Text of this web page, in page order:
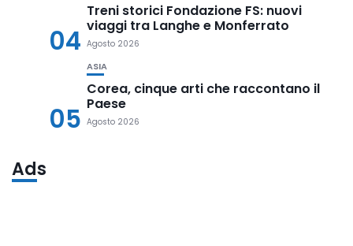
04
Treni storici Fondazione FS: nuovi
viaggi tra Langhe e Monferrato
Agosto 2026
05
ASIA
Corea, cinque arti che raccontano il
Paese
Agosto 2026
Ads